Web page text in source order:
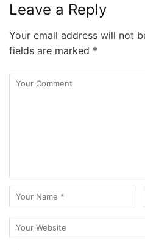
Leave a Reply
Your email address will not
fields are marked *